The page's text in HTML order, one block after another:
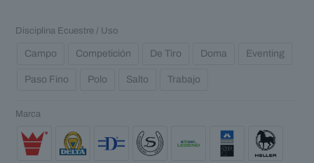
Disciplina Ecuestre / Uso
Campo Competición De Tiro Doma Eventing
Paso Fino Polo Salto Trabajo
Marca